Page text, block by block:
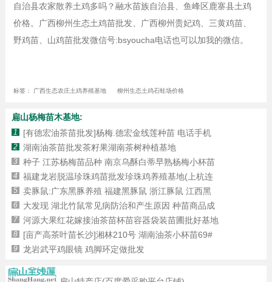
自治县农家散养土鸡多吗？融水苗族自治县、鱼峰区鹿寨县土鸡
价格。广西柳州生态土鸡苗批发、广西柳州贵妃鸡、三黄鸡苗、
野鸡苗、山鸡苗批发微信号:bsyoucha电话也可以加我的微信。
标签： 广西生态农庄土鸡养殖基地 柳州生态土鸡石蛙场价格
扁山杨梅苗木基地:
1 [有德宏油茶苗批发]杨梅.德宏金线莲种苗 电话手机
2 湖南油茶苗批发茶籽果湖南茶树种植基地
3 种子 江苏杨梅苗品种 南京乌酥白蒂早熟杨梅小杯苗
4 福建龙岩脱温珍珠鸡苗批发珍珠鸡养殖基地(上杭连
5 卖豚鼠:广东黑豚养殖 福建黑豚鼠 浙江豚鼠 江西黑
6 大发现 湖北竹鼠常见病防治和产生原因 种苗商品成
7 河源大果红花嫁接油茶苗杯苗容器袋装苗圃批好基地
8 [亩产高茶叶苗长沙]湘林210号 湖南油茶小杯苗69#
9 龙岩武平鸡眼镜 鸡脚环定做批发